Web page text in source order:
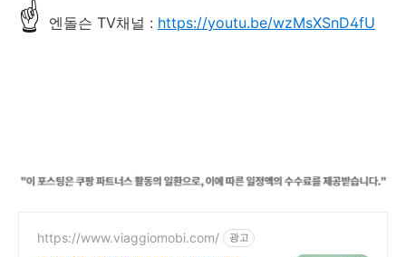
☝ 엔돌슨 TV채널 : https://youtu.be/wzMsXSnD4fU
https://www.viaggiomobi.com/ 광고